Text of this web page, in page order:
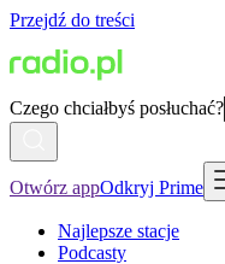
Przejdź do treści
Czego chciałbyś posłuchać?
Otwórz appOdkryj Prime
Najlepsze stacje
Podcasty